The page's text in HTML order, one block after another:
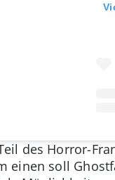
des Horror-
einen soll